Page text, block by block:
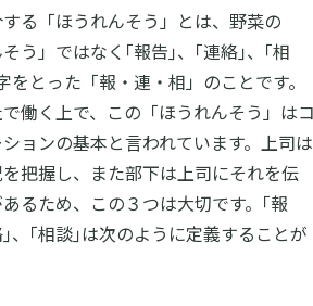
る「ほうれんそう」とは、野菜の
そう」ではなく｢報告｣、｢連絡｣、｢相
をとった「報・連・相」のことです。
働く上で、この「ほうれんそう」は
ョンの基本と言われています。上司は
把握し、また部下は上司にそれを伝
るため、この３つは大切です。｢報
、｢相談｣は次のように定義することが